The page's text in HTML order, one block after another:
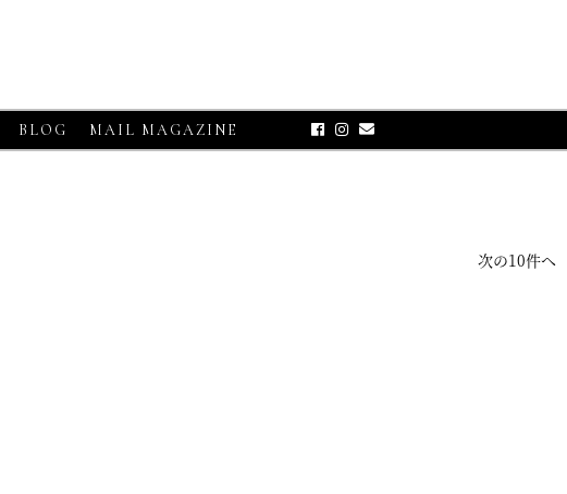
BLOG MAIL MAGAZINE
次の10件へ